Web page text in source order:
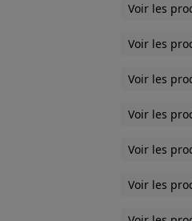
Voir les
Voir les
Voir les
Voir les
Voir les
Voir les